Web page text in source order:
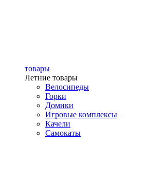
товары
Летние товары
Велосипеды
Горки
Домики
Игровые комплексы
Качели
Самокаты